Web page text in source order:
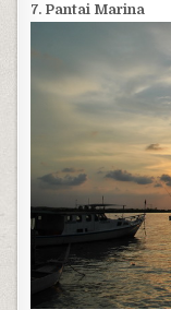
7. Pantai Marina